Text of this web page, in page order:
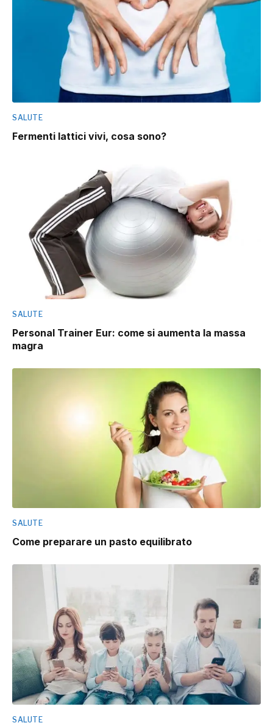
SALUTE
Fermenti lattici vivi, cosa sono?
SALUTE
Personal Trainer Eur: come si aumenta la massa
magra
SALUTE
Come preparare un pasto equilibrato
SALUTE